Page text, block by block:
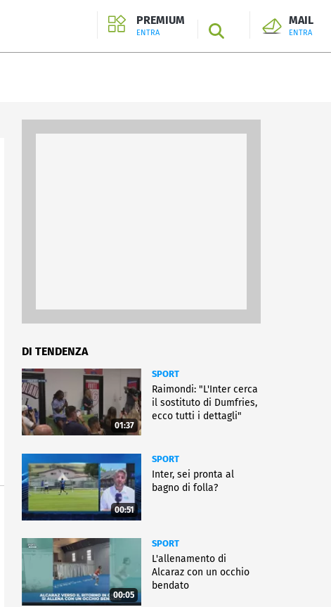
PREMIUM
ENTRA SEARCH
MAIL
ENTRA
DI TENDENZA
01:37
SPORT
Raimondi: "L'Inter cerca
il sostituto di Dumfries,
ecco tutti i dettagli"
00:51
SPORT
Inter, sei pronta al
bagno di folla?
00:05
SPORT
L'allenamento di
Alcaraz con un occhio
bendato